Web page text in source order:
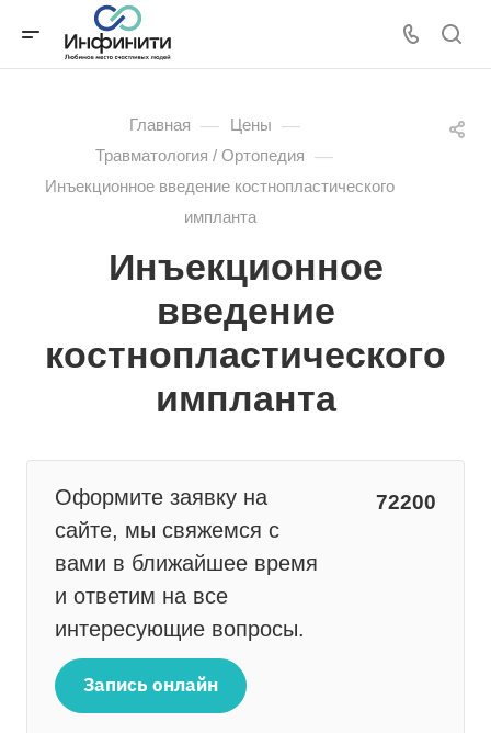
Главная — Цены —
Травматология / Ортопедия —
Инъекционное введение костнопластического
импланта
Инъекционное
введение
костнопластического
импланта
Оформите заявку на
сайте, мы свяжемся с
вами в ближайшее время
и ответим на все
интересующие вопросы.
72200
Запись онлайн